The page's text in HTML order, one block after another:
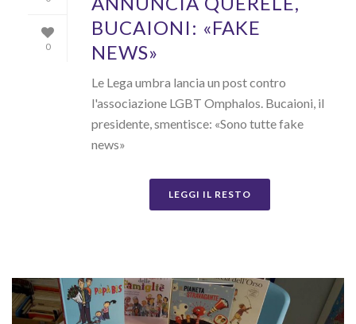
0
BUCAIONI: «FAKE
NEWS»
Le Lega umbra lancia un post contro
l'associazione LGBT Omphalos. Bucaioni, il
presidente, smentisce: «Sono tutte fake
news»
LEGGI IL RESTO